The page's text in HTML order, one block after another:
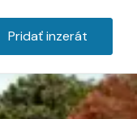
Pridať inzerát